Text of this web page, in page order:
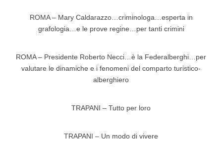
ROMA – Mary Caldarazzo…criminologa…esperta in
grafologia…e le prove regine…per tanti crimini
ROMA – Presidente Roberto Necci…è la Federalberghi…per
valutare le dinamiche e i fenomeni del comparto turistico-
alberghiero
TRAPANI – Tutto per loro
TRAPANI – Un modo di vivere